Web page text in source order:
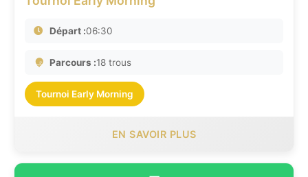
Départ :06:30
Parcours :18 trous
Tournoi Early Morning
EN SAVOIR PLUS